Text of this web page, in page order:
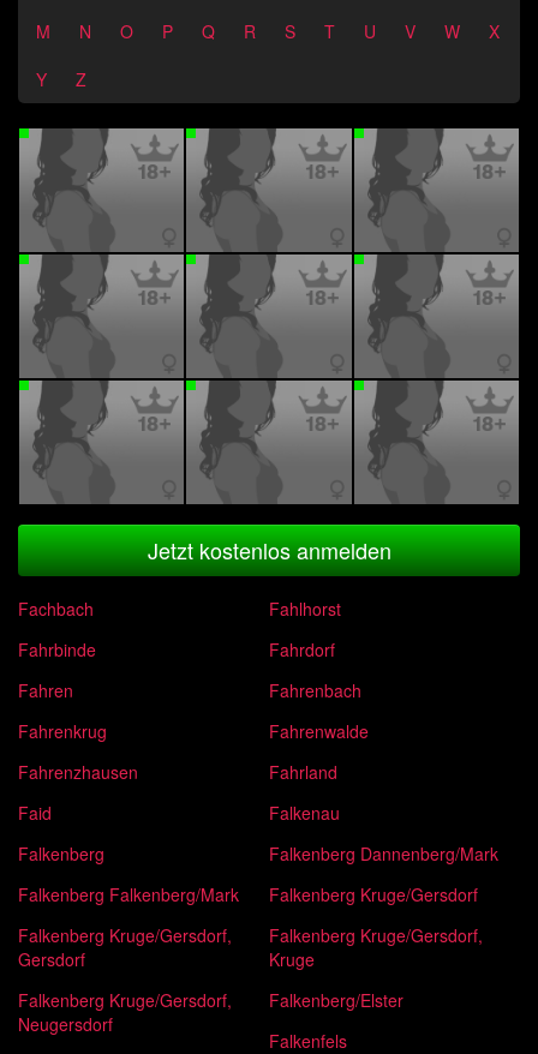
M
N O P Q R S T U V W
X
Y
Z
Jetzt kostenlos anmelden
Fachbach
Fahlhorst
Fahrbinde
Fahrdorf
Fahren
Fahrenbach
Fahrenkrug
Fahrenwalde
Fahrenzhausen
Fahrland
Faid
Falkenau
Falkenberg
Falkenberg Dannenberg/Mark
Falkenberg Falkenberg/Mark
Falkenberg Kruge/Gersdorf
Falkenberg Kruge/Gersdorf,
Gersdorf
Falkenberg Kruge/Gersdorf,
Kruge
Falkenberg Kruge/Gersdorf,
Neugersdorf
Falkenberg/Elster
Falkenfels